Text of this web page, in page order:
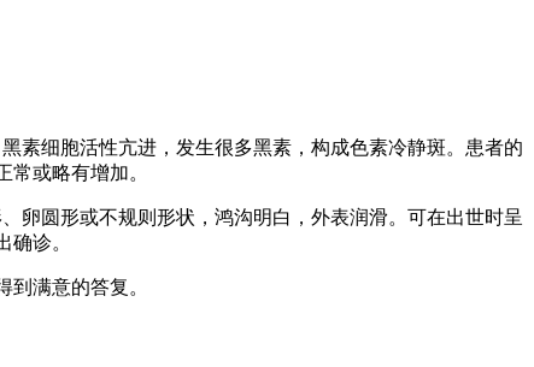
素细胞活性亢进，发生很多黑素，构成色素冷静斑。患者的
或略有增加。
卵圆形或不规则形状，鸿沟明白，外表润滑。可在出世时呈
诊。
满意的答复。